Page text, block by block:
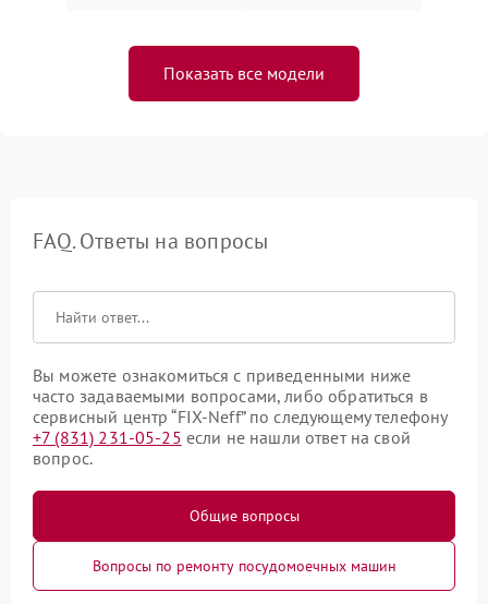
Показать все модели
FAQ. Ответы на вопросы
Вы можете ознакомиться с приведенными ниже
часто задаваемыми вопросами, либо обратиться в
сервисный центр “FIX-Neff” по следующему телефону
+7 (831) 231-05-25 если не нашли ответ на свой
вопрос.
Общие вопросы
Вопросы по ремонту посудомоечных машин